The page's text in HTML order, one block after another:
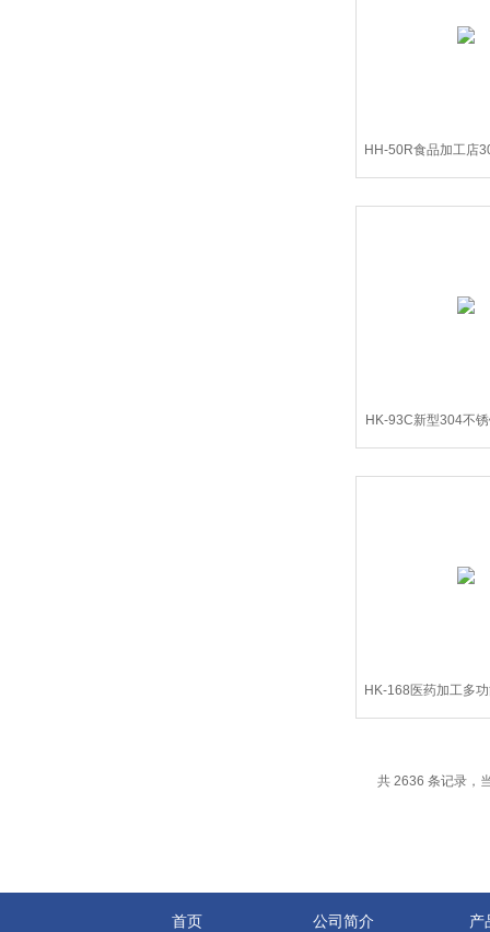
HH-50R食品加工店
式薏仁炒
HK-93C新型304不
制丸机
HK-168医药加工多
切片机
共 2636 条记录，
首页 公司简介 产